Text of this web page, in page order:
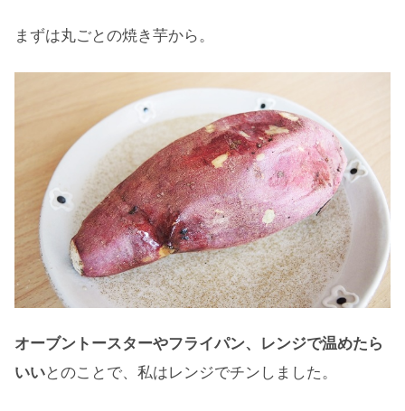
まずは丸ごとの焼き芋から。
オーブントースターやフライパン、レンジで温めたら
いいとのことで、私はレンジでチンしました。